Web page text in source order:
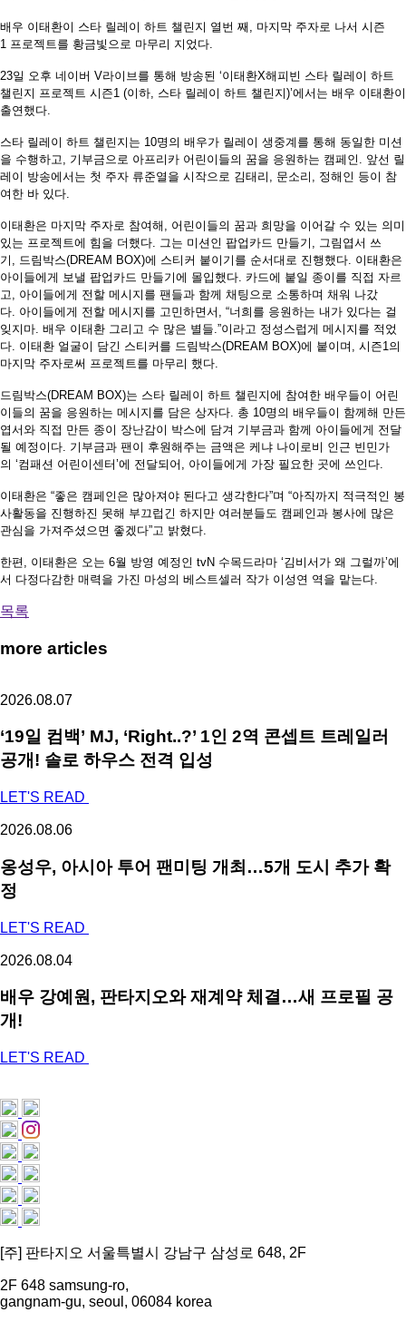
배우 이태환이 스타 릴레이 하트 챌린지 열번 째 , 마지막 주자로 나서 시즌
1 프로젝트를 황금빛으로 마무리 지었다.
23일 오후 네이버 V라이브를 통해 방송된 ‘이태환X해피빈 스타 릴레이 하트
챌린지 프로젝트 시즌1 (이하, 스타 릴레이 하트 챌린지)’에서는 배우 이태환이
출연했다.
스타 릴레이 하트 챌린지는 10명의 배우가 릴레이 생중계를 통해 동일한 미션
을 수행하고, 기부금으로 아프리카 어린이들의 꿈을 응원하는 캠페인 . 앞선 릴
레이 방송에서는 첫 주자 류준열을 시작으로 김태리 , 문소리 , 정해인 등이 참
여한 바 있다.
이태환은 마지막 주자로 참여해 , 어린이들의 꿈과 희망을 이어갈 수 있는 의미
있는 프로젝트에 힘을 더했다. 그는 미션인 팝업카드 만들기 , 그림엽서 쓰
기 , 드림박스(DREAM BOX)에 스티커 붙이기를 순서대로 진행했다. 이태환은
아이들에게 보낼 팝업카드 만들기에 몰입했다. 카드에 붙일 종이를 직접 자르
고, 아이들에게 전할 메시지를 팬들과 함께 채팅으로 소통하며 채워 나갔
다. 아이들에게 전할 메시지를 고민하면서 , “너희를 응원하는 내가 있다는 걸
잊지마. 배우 이태환 그리고 수 많은 별들.”이라고 정성스럽게 메시지를 적었
다. 이태환 얼굴이 담긴 스티커를 드림박스(DREAM BOX)에 붙이며 , 시즌1의
마지막 주자로써 프로젝트를 마무리 했다.
드림박스(DREAM BOX)는 스타 릴레이 하트 챌린지에 참여한 배우들이 어린
이들의 꿈을 응원하는 메시지를 담은 상자다. 총 10명의 배우들이 함께해 만든
엽서와 직접 만든 종이 장난감이 박스에 담겨 기부금과 함께 아이들에게 전달
될 예정이다. 기부금과 팬이 후원해주는 금액은 케냐 나이로비 인근 빈민가
의 ‘컴패션 어린이센터’에 전달되어 , 아이들에게 가장 필요한 곳에 쓰인다.
이태환은 “좋은 캠페인은 많아져야 된다고 생각한다”며 “아직까지 적극적인 봉
사활동을 진행하진 못해 부끄럽긴 하지만 여러분들도 캠페인과 봉사에 많은
관심을 가져주셨으면 좋겠다”고 밝혔다.
한편 , 이태환은 오는 6월 방영 예정인 tvN 수목드라마 ‘김비서가 왜 그럴까’에
서 다정다감한 매력을 가진 마성의 베스트셀러 작가 이성연 역을 맡는다.
목록
more articles
2026.08.07
‘19일 컴백’ MJ, ‘Right..?’ 1인 2역 콘셉트 트레일러
공개! 솔로 하우스 전격 입성
LET'S READ
2026.08.06
옹성우, 아시아 투어 팬미팅 개최…5개 도시 추가 확
정
LET'S READ
2026.08.04
배우 강예원, 판타지오와 재계약 체결…새 프로필 공
개!
LET'S READ
[주] 판타지오 서울특별시 강남구 삼성로 648, 2F
2F 648 samsung-ro,
gangnam-gu, seoul, 06084 korea